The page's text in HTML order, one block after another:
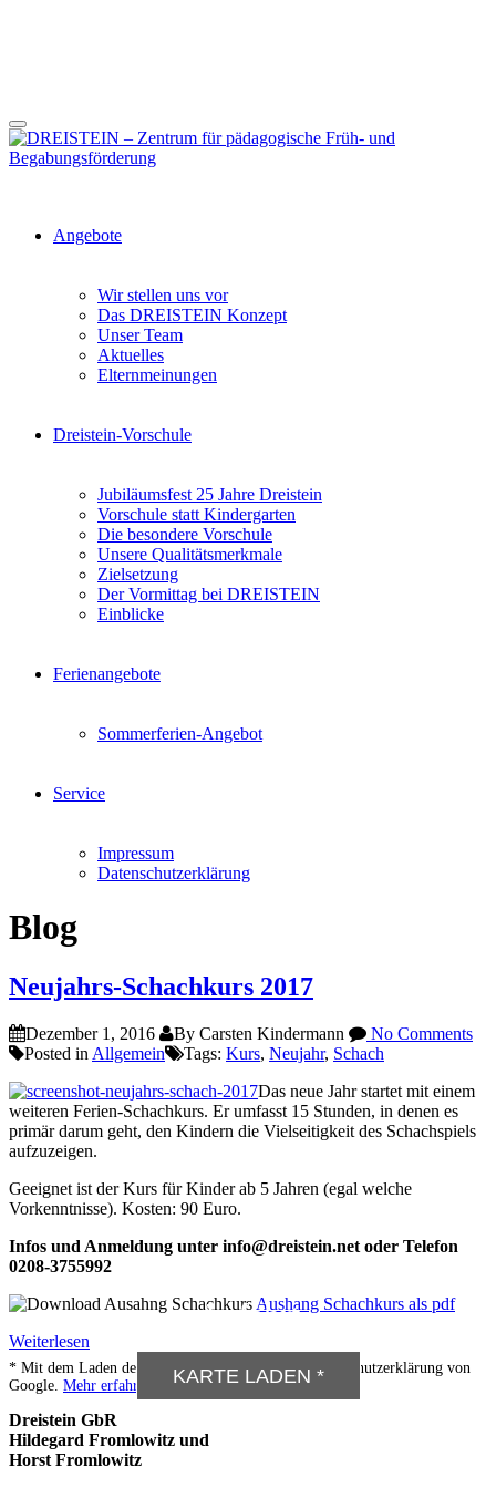
Angebote
Wir stellen uns vor
Das DREISTEIN Konzept
Unser Team
Aktuelles
Elternmeinungen
Dreistein-Vorschule
Jubiläumsfest 25 Jahre Dreistein
Vorschule statt Kindergarten
Die besondere Vorschule
Unsere Qualitätsmerkmale
Zielsetzung
Der Vormittag bei DREISTEIN
Einblicke
Ferienangebote
Sommerferien-Angebot
Service
Impressum
Datenschutzerklärung
Blog
Neujahrs-Schachkurs 2017
Dezember 1, 2016 By Carsten Kindermann
No Comments
Posted in Allgemein Tags: Kurs, Neujahr, Schach
Das neue Jahr startet mit einem
weiteren Ferien-Schachkurs. Er umfasst 15 Stunden, in denen es
primär darum geht, den Kindern die Vielseitigkeit des Schachspiels
aufzuzeigen.
Geeignet ist der Kurs für Kinder ab 5 Jahren (egal welche
Vorkenntnisse). Kosten: 90 Euro.
Infos und Anmeldung unter info@dreistein.net oder Telefon
0208-3755992
Aushang Schachkurs als pdf
Weiterlesen
Anfahrt
KARTE LADEN *
* Mit dem Laden der Karte akzeptieren Sie die Datenschutzerklärung von
Google. Mehr erfahren
Dreistein GbR
Hildegard Fromlowitz und
Horst Fromlowitz